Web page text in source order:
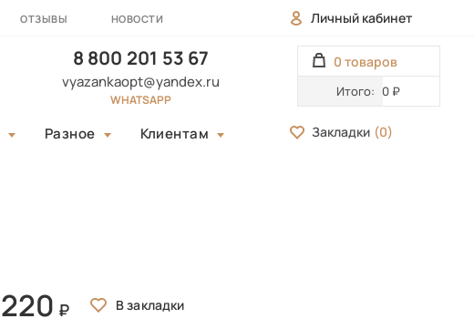
ОТЗЫВЫ НОВОСТИ Личный кабинет
8 800 201 53 67
vyazankaopt@yandex.ru
WHATSAPP
0 товаров
Итого: 0 ₽
Разное Клиентам Закладки (0)
220